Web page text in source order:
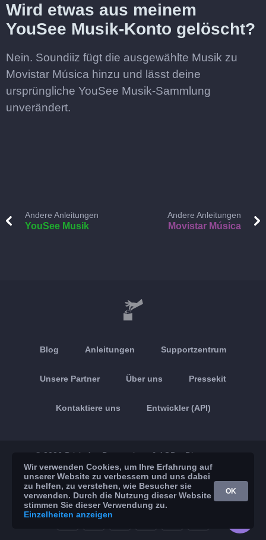
Wird etwas aus meinem
YouSee Musik-Konto gelöscht?
Nein. Soundiiz fügt die ausgewählte Musik zu
Movistar Música hinzu und lässt deine
ursprüngliche YouSee Musik-Sammlung
unverändert.
Andere Anleitungen
YouSee Musik
Andere Anleitungen
Movistar Música
Blog Anleitungen Supportzentrum
Unsere Partner Über uns Pressekit
Kontaktiere uns Entwickler (API)
© 2026 Brickoft Datenschutz & AGB Dienststatus
App Store Google Play
Wir verwenden Cookies, um Ihre Erfahrung auf
unserer Website zu verbessern und uns dabei
zu helfen, zu verstehen, wie Besucher sie
verwenden. Durch die Nutzung dieser Website
stimmen Sie dieser Verwendung zu.
Einzelheiten anzeigen
OK